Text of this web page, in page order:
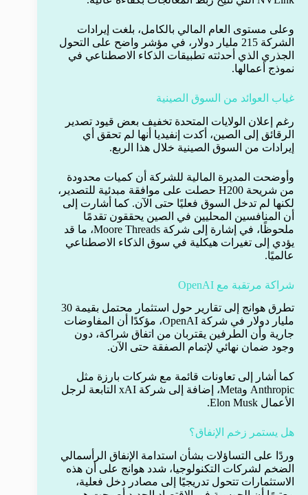
وعلى مستوى العام المالي بالكامل، بلغت إيرادات
الشركة 215 مليار دولار، في مؤشر واضح على التحول
الجذري الذي أحدثته تطبيقات الذكاء الاصطناعي في
نموذج أعمالها.
غياب العوائد من السوق الصينية
رغم إعلان الولايات المتحدة تخفيف بعض قيود تصدير
الرقائق إلى الصين، أكدت إنفيديا أنها لم تحقق أي
إيرادات من السوق الصينية خلال هذا الربع.
وأوضحت المديرة المالية للشركة أن كميات محدودة
من شريحة H200 حصلت على موافقة مبدئية للتصدير،
لكنها لم تدخل السوق فعليًا حتى الآن. كما أشارت إلى
أن المنافسين المحليين في الصين يحققون تقدمًا
ملحوظًا، في إشارة إلى شركة Moore Threads، ما قد
يؤدي إلى تغيرات هيكلية في سوق الذكاء الاصطناعي
عالميًا.
شراكة مرتقبة مع OpenAI
تطرق هوانج إلى تقارير حول استثمار محتمل بقيمة 30
مليار دولار في شركة OpenAI، مؤكدًا أن المفاوضات
جارية وأن الطرفين يقتربان من اتفاق شراكة، دون
وجود ضمان نهائي لإتمام الصفقة حتى الآن.
كما أشار إلى تعاونات قائمة مع شركات بارزة مثل
Anthropic وMeta، إضافة إلى شركة xAI التابعة لرجل
الأعمال Elon Musk.
هل يستمر زخم الإنفاق؟
وردًا على التساؤلات بشأن استدامة الإنفاق الرأسمالي
الضخم لشركات التكنولوجيا، شدد هوانج على أن هذه
الاستثمارات تتحول تدريجيًا إلى مصادر دخل فعلية،